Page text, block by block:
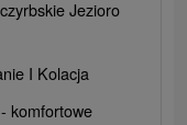
Jezioro
I Kolacja
komfortowe